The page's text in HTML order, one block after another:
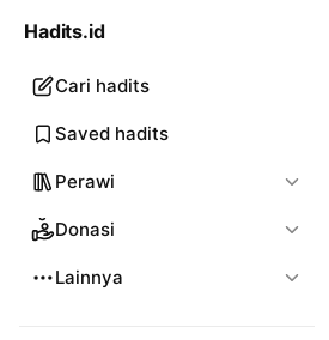
Hadits.id
Cari hadits
Saved hadits
Perawi
Donasi
Lainnya